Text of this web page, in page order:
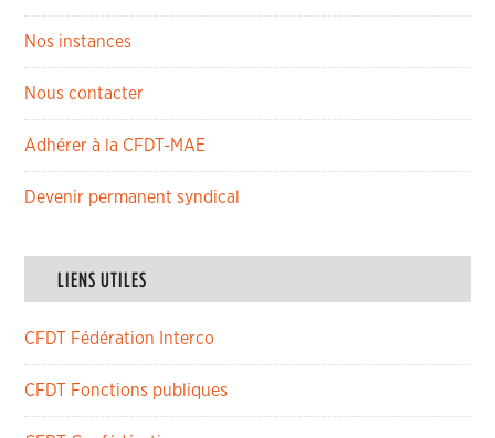
Nos instances
Nous contacter
Adhérer à la CFDT-MAE
Devenir permanent syndical
LIENS UTILES
CFDT Fédération Interco
CFDT Fonctions publiques